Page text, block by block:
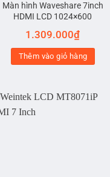
Màn hình Waveshare 7inch
HDMI LCD 1024×600
1.309.000₫
Thêm vào giỏ hàng